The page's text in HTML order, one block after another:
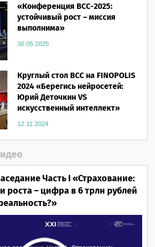
«Конференция ВСС-2025:
устойчивый рост – миссия
выполнима»
30.05.2025
Круглый стол ВСС на FINOPOLIS
2024 «Берегись нейросетей:
Юрий Деточкин VS
искусственный интеллект»
12.11.2024
Часть I «Страхование:
роста – цифра в 6 трлн рублей